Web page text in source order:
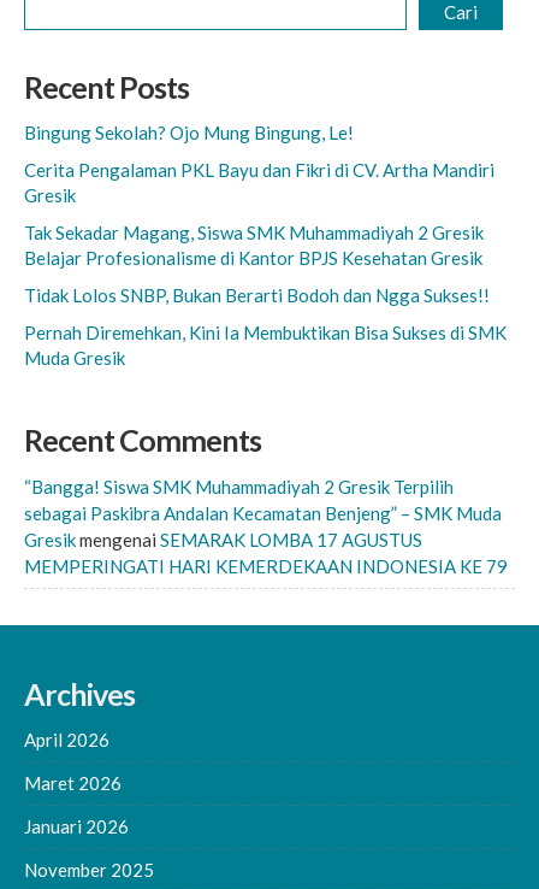
Cari
Recent Posts
Bingung Sekolah? Ojo Mung Bingung, Le!
Cerita Pengalaman PKL Bayu dan Fikri di CV. Artha Mandiri
Gresik
Tak Sekadar Magang, Siswa SMK Muhammadiyah 2 Gresik
Belajar Profesionalisme di Kantor BPJS Kesehatan Gresik
Tidak Lolos SNBP, Bukan Berarti Bodoh dan Ngga Sukses!!
Pernah Diremehkan, Kini Ia Membuktikan Bisa Sukses di SMK
Muda Gresik
Recent Comments
“Bangga! Siswa SMK Muhammadiyah 2 Gresik Terpilih
sebagai Paskibra Andalan Kecamatan Benjeng” – SMK Muda
Gresikmengenai SEMARAK LOMBA 17 AGUSTUS
MEMPERINGATI HARI KEMERDEKAAN INDONESIA KE 79
Archives
April 2026
Maret 2026
Januari 2026
November 2025